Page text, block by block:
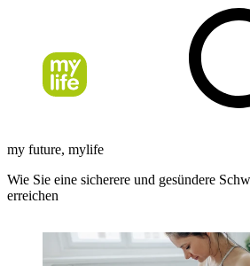
my future, mylife
Wie Sie eine sicherere und gesündere
erreichen